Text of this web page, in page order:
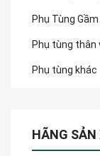
Phụ Tùng Gầm
Phụ tùng thân
Phụ tùng khác
HÃNG SẢN